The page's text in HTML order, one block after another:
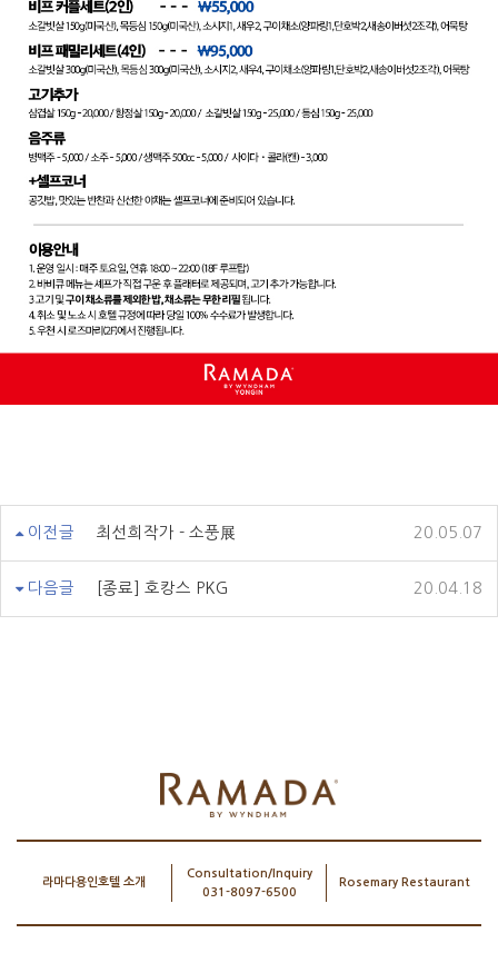
이전글 최선희작가 - 소풍展 20.05.07
다음글 [종료] 호캉스 PKG 20.04.18
라마다용인호텔 소개
Consultation/Inquiry
031-8097-6500
Rosemary Restaurant